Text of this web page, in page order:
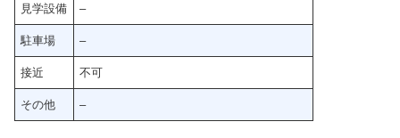
見学設備 –
駐車場 –
接近 不可
その他 –